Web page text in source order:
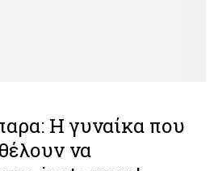
H γυναίκα που
να